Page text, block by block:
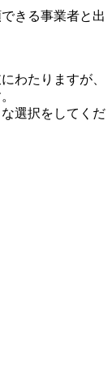
きる事業者と出
わたりますが、
選択をしてくだ